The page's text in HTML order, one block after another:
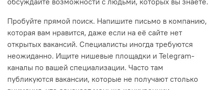
Пробуйте прямой поиск. Напишите письмо в компанию,
которая вам нравится, даже если на её сайте нет
открытых вакансий. Специалисты иногда требуются
неожиданно. Ищите нишевые площадки и Telegram-
каналы по вашей специализации. Часто там
публикуются вакансии, которые не получают столько